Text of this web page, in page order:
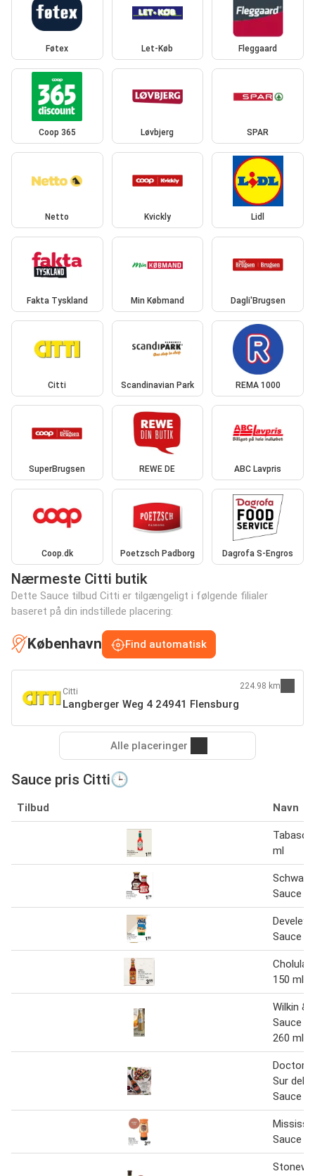
Føtex Let-Køb Fleggaard
Coop 365 Løvbjerg SPAR
Netto Kvickly Lidl
Fakta Tyskland Min Købmand Dagli'Brugsen
Citti Scandinavian Park REMA 1000
SuperBrugsen REWE DE ABC Lavpris
Coop.dk Poetzsch Padborg Dagrofa S-Engros
Nærmeste Citti butik
Dette Sauce tilbud Citti er tilgængeligt i følgende filialer
baseret på din indstillede placering:
København Find automatisk
Citti
Langberger Weg 4 24941 Flensburg
224.98 km
Alle placeringer
Sauce pris Citti🕒
Tilbud Navn
ml
Sauce
Develey
Sauce
Cholula
150 ml
Wilkin &
Sauce
260 ml
Doctor
Sur del
Sauce
Sauce